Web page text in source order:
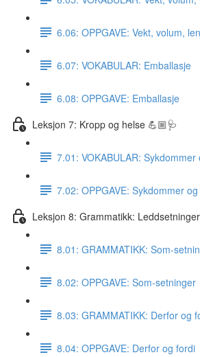
6.06: OPPGAVE: Vekt, volum,
6.07: VOKABULAR: Emballasje
6.08: OPPGAVE: Emballasje
Leksjon 7: Kropp og helse 💪🏼🩺
7.01: VOKABULAR: Sykdommer
7.02: OPPGAVE: Sykdommer
Leksjon 8: Grammatikk:
8.01: GRAMMATIKK: Som-
8.02: OPPGAVE: Som-setninger
8.03: GRAMMATIKK: Derfor og
8.04: OPPGAVE: Derfor og fordi